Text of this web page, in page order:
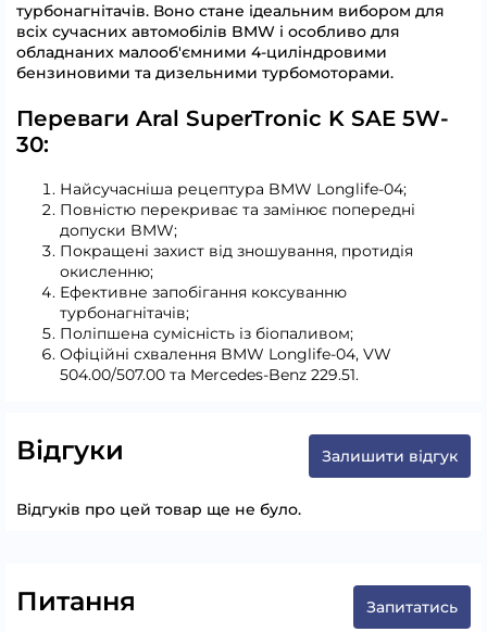
турбонагнітачів. Воно стане ідеальним вибором для
всіх сучасних автомобілів BMW і особливо для
обладнаних малооб'ємними 4-циліндровими
бензиновими та дизельними турбомоторами.
Переваги Aral SuperTronic K SAE 5W-
30:
Найсучасніша рецептура BMW Longlife-04;
Повністю перекриває та замінює попередні
допуски BMW;
Покращені захист від зношування, протидія
окисленню;
Ефективне запобігання коксуванню
турбонагнітачів;
Поліпшена сумісність із біопаливом;
Офіційні схвалення BMW Longlife-04, VW
504.00/507.00 та Mercedes-Benz 229.51.
Відгуки Залишити відгук
Відгуків про цей товар ще не було.
Питання Запитатись